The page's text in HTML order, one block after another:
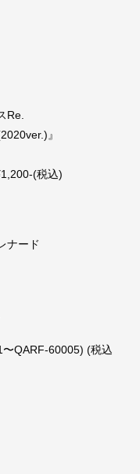
Re.
』
(税込)
ナード
〜QARF-60005) (税込